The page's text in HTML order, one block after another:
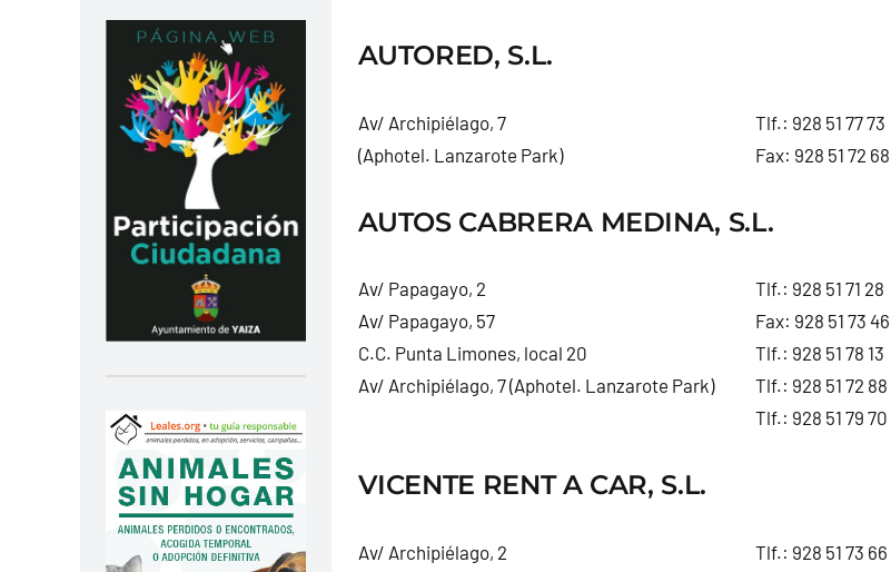
AUTORED, S.L.
Av/ Archipiélago, 7
(Aphotel. Lanzarote Park)
Tlf.: 928 51 77 73
Fax: 928 51 72 68
AUTOS CABRERA MEDINA, S.L.
Av/ Papagayo, 2
Av/ Papagayo, 57
C.C. Punta Limones, local 20
Av/ Archipiélago, 7 (Aphotel. Lanzarote Park)
Tlf.: 928 51 71 28
Fax: 928 51 73 46
Tlf.: 928 51 78 13
Tlf.: 928 51 72 88
Tlf.: 928 51 79 70
VICENTE RENT A CAR, S.L.
Av/ Archipiélago, 2
Tlf.: 928 51 73 66